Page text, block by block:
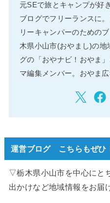
元SEで旅とキャンプが好
ブログでフリーランスに
リーキャンパーのための
木県小山市(おやまし)の地
グの「おやナビ！おやま
マ編集メンバー。おやま広
運営ブログ こちらもぜひ
▽栃木県小山市を中心にと
出かけなど地域情報をお届